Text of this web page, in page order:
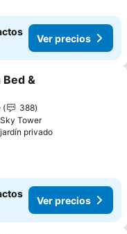
Ver precios
a favoritos
Bed &
388
Tower
privadoVer precios
Ver precios